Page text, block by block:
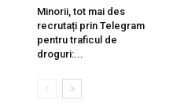
Minorii, tot mai des
recrutați prin Telegram
pentru traficul de
droguri:...